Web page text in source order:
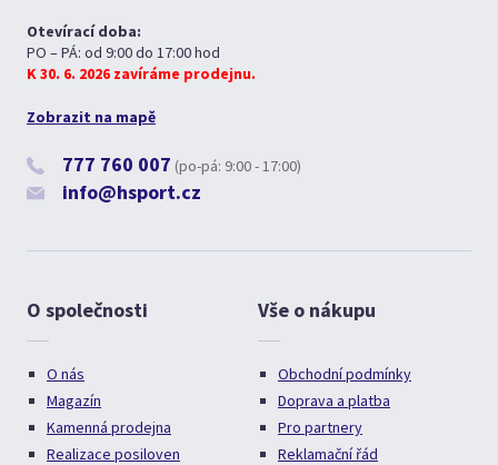
Otevírací doba:
PO – PÁ: od 9:00 do 17:00 hod
K 30. 6. 2026 zavíráme prodejnu.
Zobrazit na mapě
777 760 007 (po-pá: 9:00 - 17:00)
info@hsport.cz
O společnosti
O nás
Magazín
Kamenná prodejna
Realizace posiloven
Vše o nákupu
Obchodní podmínky
Doprava a platba
Pro partnery
Reklamační řád